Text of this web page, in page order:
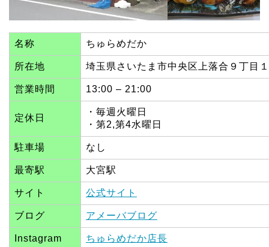
名称 ちゅらめだか
所在地 埼玉県さいたま市中央区上落合９丁目
営業時間 13:00 – 21:00
定休日
・毎週火曜日
・第2,第4水曜日
駐車場 なし
最寄駅 大宮駅
サイト 公式サイト
ブログ アメーバブログ
Instagram ちゅらめだか店長